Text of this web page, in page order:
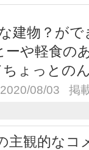
建物？が
ーや軽食の
ょっとの
:2020/08/03 掲
観的なコ